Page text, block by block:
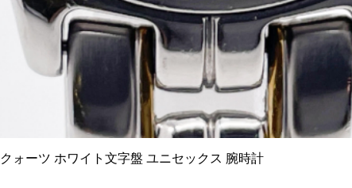
クイックビュー
ォーツ ホワイト文字盤 ユニセックス 腕時計